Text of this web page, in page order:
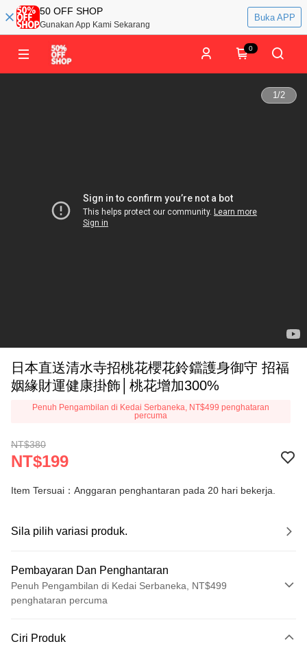
50 OFF SHOP
Gunakan App Kami Sekarang
Buka APP
0
1/2
日本直送清水寺招桃花櫻花鈴鐺護身御守 招福
姻緣財運健康掛飾│桃花增加300%
Penuh Pengambilan di Kedai Serbaneka, NT$499 penghataran
percuma
NT$380
NT$199
Item Tersuai：Anggaran penghantaran pada 20 hari bekerja.
Sila pilih variasi produk.
Pembayaran Dan Penghantaran
Penuh Pengambilan di Kedai Serbaneka, NT$499
penghataran percuma
Kad Kredit (Bayaran Penuh)
Ciri Produk